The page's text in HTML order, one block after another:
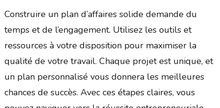
Construire un plan d’affaires solide demande du
temps et de l’engagement. Utilisez les outils et
ressources à votre disposition pour maximiser la
qualité de votre travail. Chaque projet est unique, et
un plan personnalisé vous donnera les meilleures
chances de succès. Avec ces étapes claires, vous